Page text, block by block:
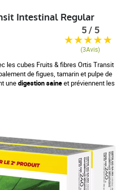
Intestinal Regular
les cubes Fruits & fibres Ortis Transit
de figues, tamarin et pulpe de
unedigestion saineet préviennent les
5 / 5
(3Avis)